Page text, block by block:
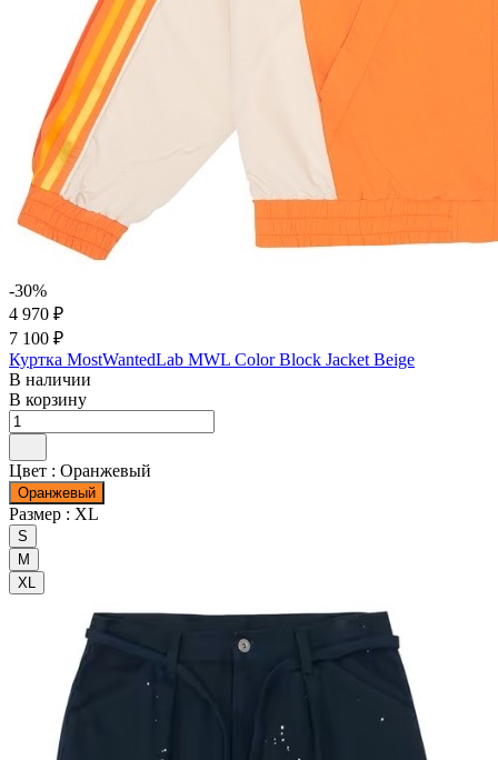
-30%
4 970 ₽
7 100 ₽
Куртка MostWantedLab MWL Color Block Jacket Beige
В наличии
В корзину
Цвет : Оранжевый
Оранжевый
Размер : XL
S
M
XL